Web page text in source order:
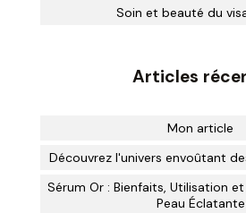
Soin et beauté du
Articles
Mon article
Découvrez l'univers envoûtant
Sérum Or : Bienfaits, Utilisation
Peau Éclatante